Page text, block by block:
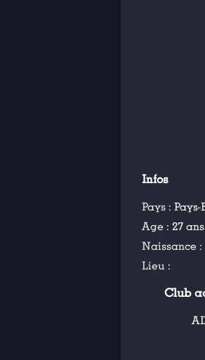
Infos
Pays : Pays-
Age : 27 ans
Naissance :
Lieu :
Club